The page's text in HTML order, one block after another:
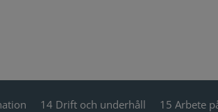
14 Drift och underhåll 15 Arbete